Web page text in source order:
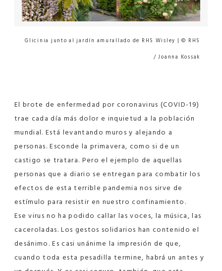
Glicinia junto al jardín amurallado de RHS Wisley | © RHS
/ Joanna Kossak
El brote de enfermedad por coronavirus (COVID-19)
trae cada día más dolor e inquietud a la población
mundial. Está levantando muros y alejando a
personas. Esconde la primavera, como si de un
castigo se tratara. Pero el ejemplo de aquellas
personas que a diario se entregan para combatir los
efectos de esta terrible pandemia nos sirve de
estímulo para resistir en nuestro confinamiento.
Ese virus no ha podido callar las voces, la música, las
caceroladas. Los gestos solidarios han contenido el
desánimo. Es casi unánime la impresión de que,
cuando toda esta pesadilla termine, habrá un antes y